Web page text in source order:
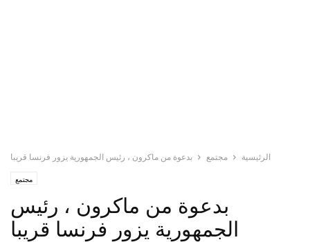
الرئيسية مجتمع بدعوة من ماكرون ، رئيس الجمهورية يزور فرنسا قريبا
مجتمع
بدعوة من ماكرون ، رئيس
الجمهورية يزور فرنسا قريبا